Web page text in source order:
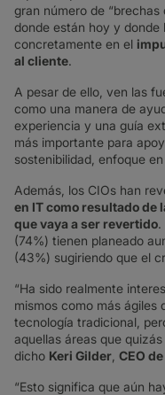
gran número de
donde están hoy y donde
concretamente en el
al cliente.
A pesar de ello, ven las
como una manera de
experiencia y una guía
más importante para
sostenibilidad, enfoque
Además, los CIOs han
en IT como resultado de
que vaya a ser revertido.
(74%) tienen planeado
(43%) sugiriendo que el
“Ha sido realmente
mismos como más ágiles
tecnología tradicional,
aquellas áreas que
dicho Keri Gilder CEO
“Esto significa que aún